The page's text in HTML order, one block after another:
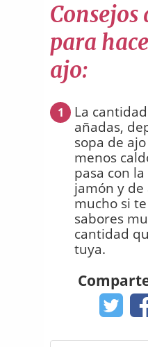
para
ajo:
1
La
añadas,
sopa de
menos
pasa con
jamón y
mucho si
sabores
cantidad
tuya.